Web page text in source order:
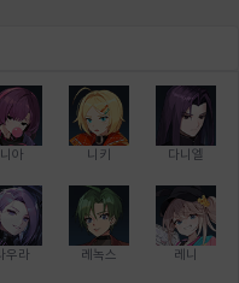
니아 니키 다니엘
우라 레녹스 레니